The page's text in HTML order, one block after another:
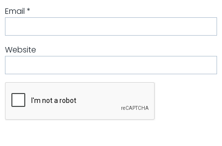
Email *
Website